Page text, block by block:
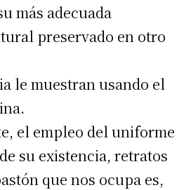
más adecuada
preservado en otro
le muestran usando el
el empleo del uniforme
su existencia, retratos
que nos ocupa es,